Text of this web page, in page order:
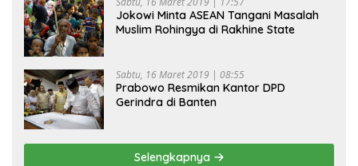
Jokowi Minta ASEAN Tangani Masalah
Muslim Rohingya di Rakhine State
Sabtu, 16 Maret 2019 | 08:55
Prabowo Resmikan Kantor DPD
Gerindra di Banten
Selengkapnya